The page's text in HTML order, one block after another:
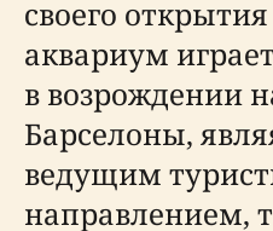
своего
аквариум
в возрождении
Барселоны,
ведущим
направлением,